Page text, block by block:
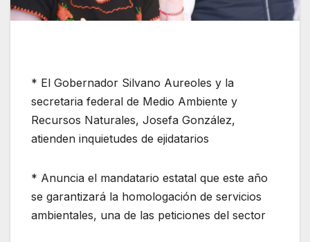
* El Gobernador Silvano Aureoles y la
secretaria federal de Medio Ambiente y
Recursos Naturales, Josefa González,
atienden inquietudes de ejidatarios
* Anuncia el mandatario estatal que este año
se garantizará la homologación de servicios
ambientales, una de las peticiones del sector